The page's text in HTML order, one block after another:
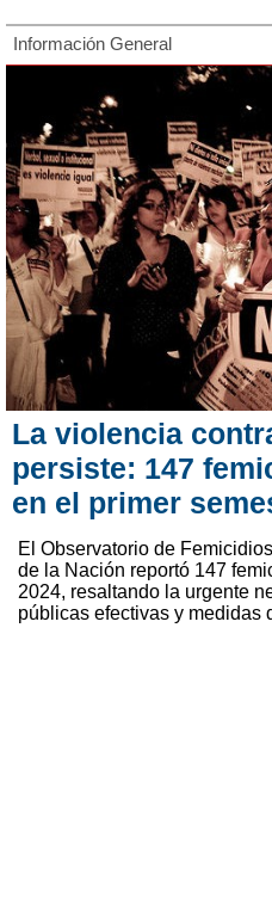
Información General
La violencia
persiste: 147
en el primer
El Observatorio de
de la Nación reportó 147
2024, resaltando la urgente
públicas efectivas y medidas